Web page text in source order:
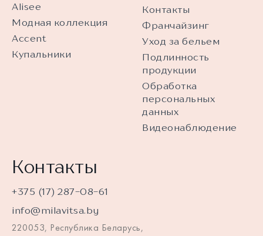
Alisee
Модная коллекция
Accent
Купальники
Контакты
Франчайзинг
Уход за бельем
Подлинность
продукции
Обработка
персональных
данных
Видеонаблюдение
Контакты
+375 (17) 287-08-61
info@milavitsa.by
220053, Республика Беларусь,